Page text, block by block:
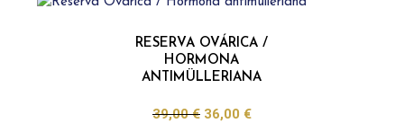
RESERVA OVÁRICA /
HORMONA
ANTIMÜLLERIANA
39,00€ 36,00 €